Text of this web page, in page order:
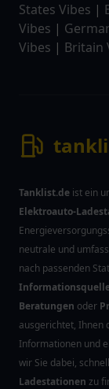
States Vibes |
Vibes |
Vibes | Britain
Tanklist.de ist ein
Elektroauto-
neutrale und
nach passenden
Beratungen oder
ausgerichtet, Ihnen
Informationen und
wir Sie dabei,
Ladestationen zu